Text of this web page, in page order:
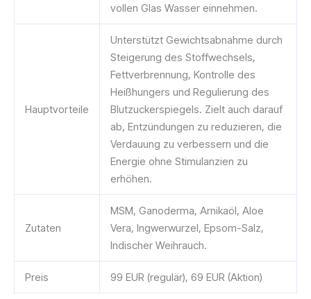
vollen Glas Wasser einnehmen.
Hauptvorteile
Unterstützt Gewichtsabnahme durch
Steigerung des Stoffwechsels,
Fettverbrennung, Kontrolle des
Heißhungers und Regulierung des
Blutzuckerspiegels. Zielt auch darauf
ab, Entzündungen zu reduzieren, die
Verdauung zu verbessern und die
Energie ohne Stimulanzien zu
erhöhen.
Zutaten
MSM, Ganoderma, Arnikaöl, Aloe
Vera, Ingwerwurzel, Epsom-Salz,
Indischer Weihrauch.
Preis 99 EUR (regulär), 69 EUR (Aktion)